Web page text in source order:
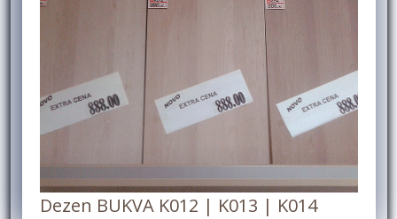
Dezen BUKVA K012 | K013 | K014